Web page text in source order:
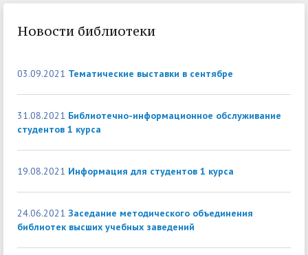
Новости библиотеки
03.09.2021 Тематические выставки в сентябре
31.08.2021 Библиотечно-информационное обслуживание
студентов 1 курса
19.08.2021 Информация для студентов 1 курса
24.06.2021 Заседание методического объединения
библиотек высших учебных заведений